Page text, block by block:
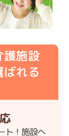
護施設
れる
ト！施設へ